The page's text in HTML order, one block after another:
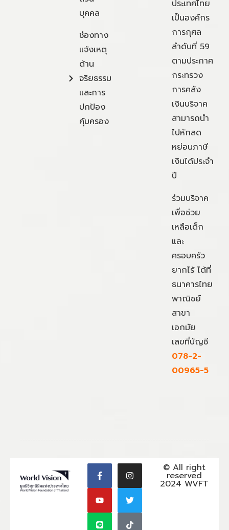
บุคคล
ช่องทาง
แจ้งเหตุ
ด้าน
จริยธรรม
และการ
ปกป้อง
คุ้มครอง
ประเทศไทย
เป็นองค์กร
การกุศล
ลำดับที่ 59
ตามประกาศ
กระทรวง
การคลัง
เงินบริจาค
สามารถนำ
ไปหักลด
หย่อนภาษี
เงินได้ประจำ
ปี
ร่วมบริจาค
เพื่อช่วย
เหลือเด็ก
และ
ครอบครัว
ยากไร้ ได้ที่
ธนาคารไทย
พาณิชย์
สาขา
เอกมัย
เลขที่บัญชี
078-2-
00965-5
© All right
reserved
2024 WVFT